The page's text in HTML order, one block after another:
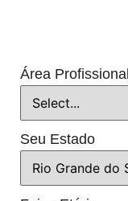
Área Profissional
Seu Estado